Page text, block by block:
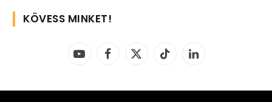
KÖVESS MINKET!
YouTubeFacebook
X
TikTok LinkedIn